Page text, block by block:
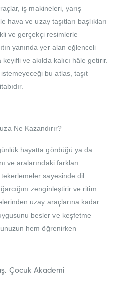
iş makineleri, yarış
hava ve uzay taşıtları başlıkları
ve gerçekçi resimlerle
yanında yer alan eğlenceli
ve akılda kalıcı hâle getirir.
bu atlas, taşıt
Ne Kazandırır?
hayatta gördüğü ya da
ve aralarındaki farkları
sayesinde dil
zenginleştirir ve ritim
uzay araçlarına kadar
besler ve keşfetme
hem öğrenirken
Çocuk Akademi